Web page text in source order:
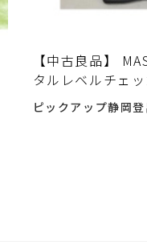
【中古良品】
タルレベルチェ
認済 マスプロ電
ピックアップ静岡